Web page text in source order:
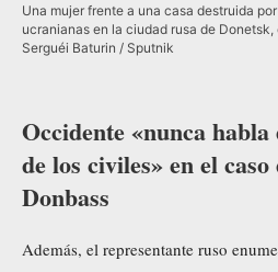
Una mujer frente a una casa destruida
ucranianas en la ciudad rusa de Donetsk,
Serguéi Baturin / Sputnik
Occidente «nunca
de los civiles» en el
Donbass
Además, el representante ruso